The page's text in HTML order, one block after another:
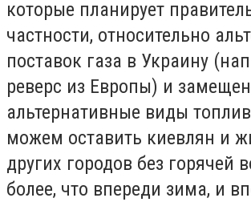
которые планирует
частности, относительно
поставок газа в Украину
реверс из Европы) и
альтернативные виды
можем оставить киевлян и
других городов без горячей
более, что впереди зима, и